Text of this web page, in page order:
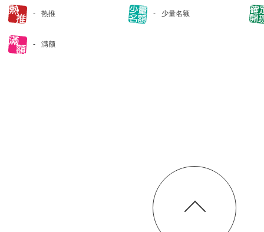
热推 少量名额
满额